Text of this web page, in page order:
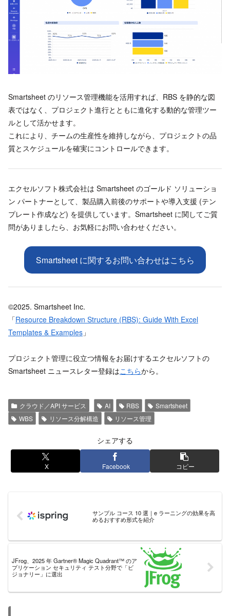
Smartsheet のリソース管理機能を活用すれば、RBS を静的な図
表ではなく、プロジェクト進行とともに進化する動的な管理ツー
ルとして活かせます。
これにより、チームの生産性を維持しながら、プロジェクトの品
質とスケジュールを確実にコントロールできます。
エクセルソフト株式会社は Smartsheet のゴールド ソリューショ
ン パートナーとして、製品購入前後のサポートや導入支援 (テン
プレート作成など) を提供しています。Smartsheet に関してご質
問がありましたら、お気軽にお問い合わせください。
Smartsheet に関するお問い合わせはこちら
©2025. Smartsheet Inc.
「Resource Breakdown Structure (RBS): Guide With Excel
Templates & Examples 」
プロジェクト管理に役立つ情報をお届けするエクセルソフトの
Smartsheet ニュースレター登録はこちらから。
クラウド／API サービス AI RBS
Smartsheet
WBS
リソース分解構造 リソース管理
シェアする
X Facebook コピー
サンプル コース 10 選｜e ラーニングの効果を高
めるおすすめ形式を紹介
JFrog、2025 年 Gartner® Magic Quadrant™ のア
プリケーション セキュリティ テスト分野で「ビ
ジョナリー」に選出